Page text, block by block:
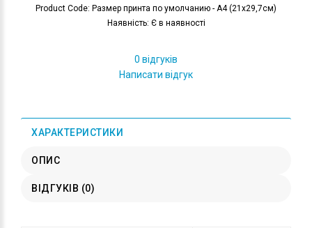
Product Code: Размер принта по умолчанию - А4 (21x29,7см)
Наявність: Є в наявності
0 відгуків
Написати відгук
ХАРАКТЕРИСТИКИ
ОПИС
ВІДГУКІВ (0)